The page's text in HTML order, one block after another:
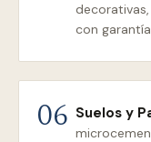
con
06 Suelos y